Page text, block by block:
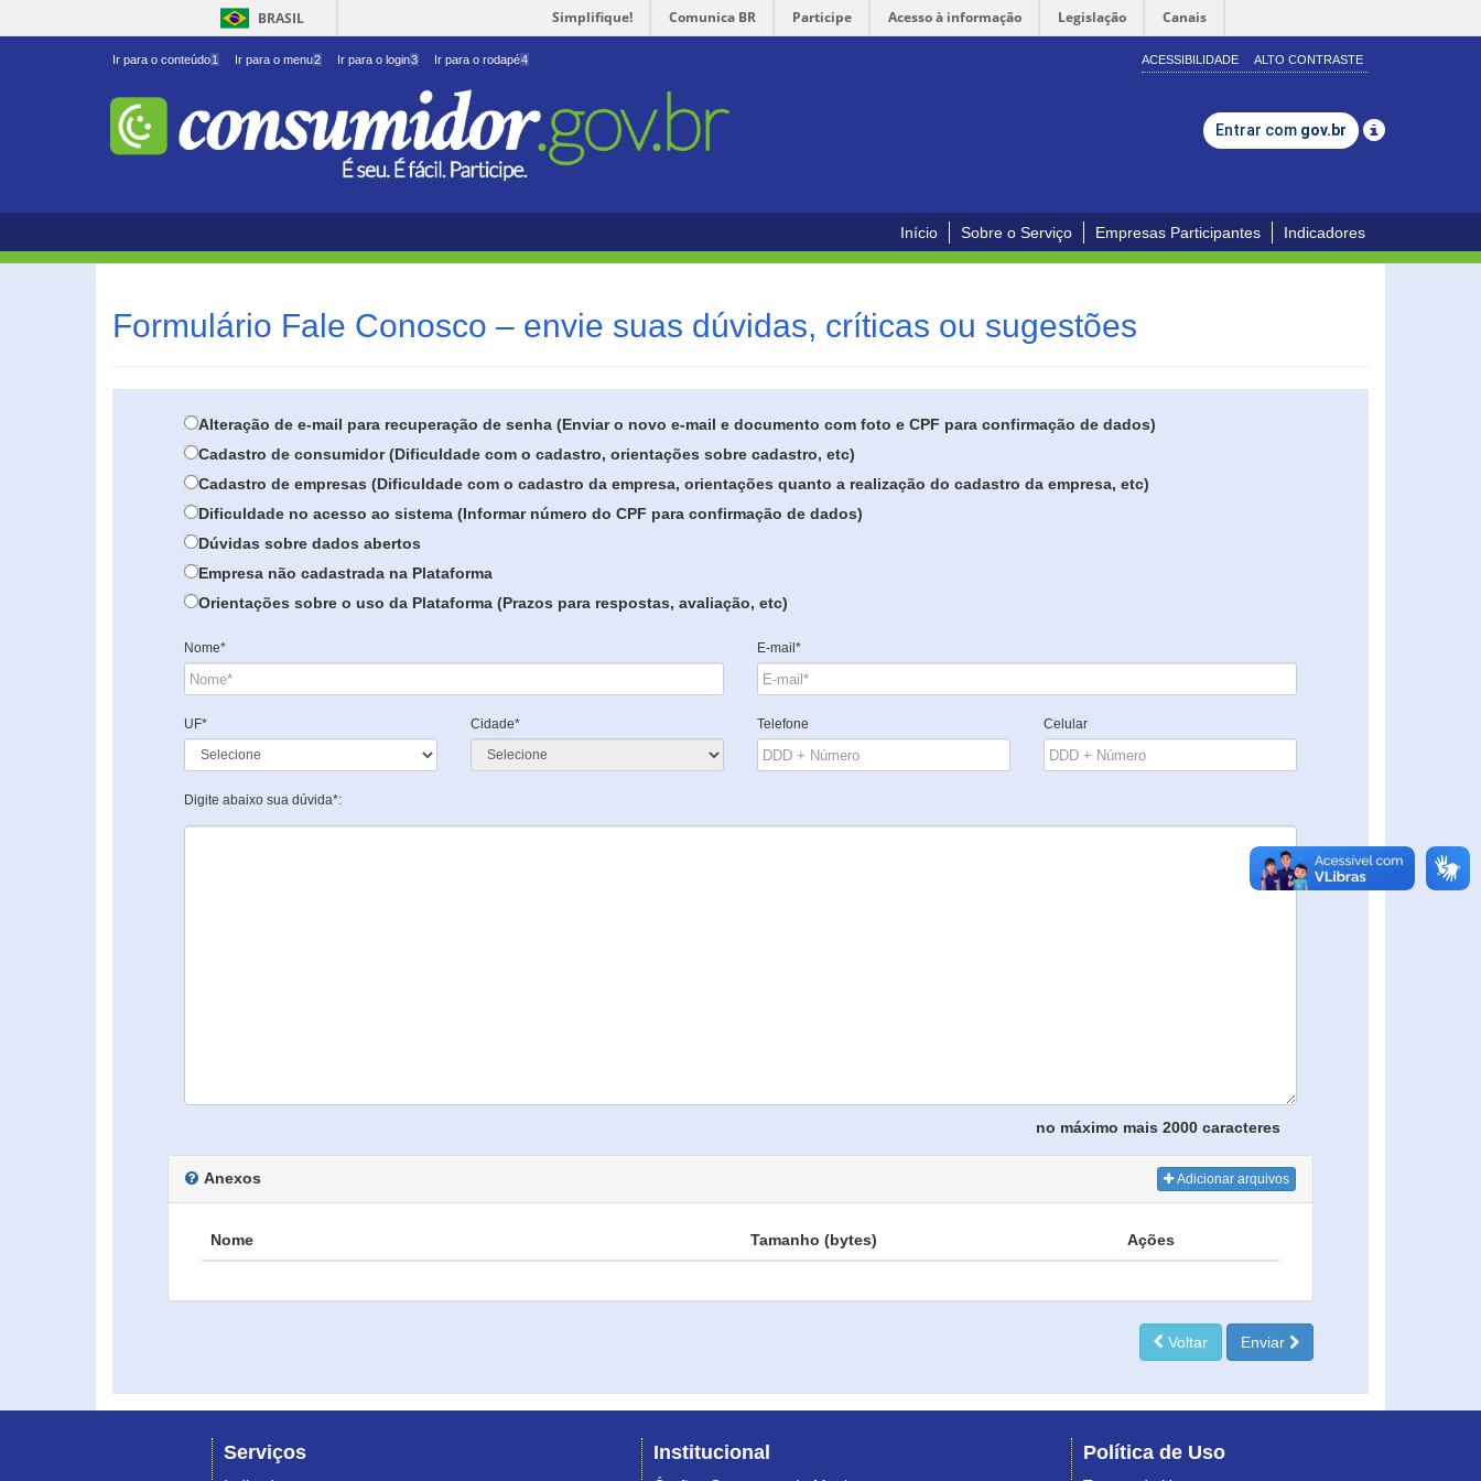
BRASIL Simplifique! Comunica BR Participe Acesso à informação Legislação Canais
Ir para o conteúdo1 Ir para o menu2 Ir para o login3 Ir para o rodapé4 ACESSIBILIDADE ALTO CONTRASTE
Entrar com gov.br
Início Sobre o Serviço Empresas Participantes Indicadores
Formulário Fale Conosco – envie suas dúvidas, críticas ou sugestões
Alteração de e-mail para recuperação de senha (Enviar o novo e-mail e documento com foto e CPF para confirmação de dados)
Cadastro de consumidor (Dificuldade com o cadastro, orientações sobre cadastro, etc)
Cadastro de empresas (Dificuldade com o cadastro da empresa, orientações quanto a realização do cadastro da empresa, etc)
Dificuldade no acesso ao sistema (Informar número do CPF para confirmação de dados)
Dúvidas sobre dados abertos
Empresa não cadastrada na Plataforma
Orientações sobre o uso da Plataforma (Prazos para respostas, avaliação, etc)
Nome* E-mail*
UF* Cidade* Telefone Celular
Digite abaixo sua dúvida*:
no máximo mais 2000 caracteres
Anexos Adicionar arquivos
Nome Tamanho (bytes) Ações
Voltar Enviar
Serviços Institucional Política de Uso